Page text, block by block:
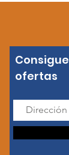
ofertas